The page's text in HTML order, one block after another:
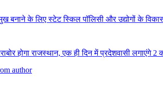
बनाने के लिए स्टेट स्किल पॉलिसी और उद्योगों के विकास
होगा राजस्थान, एक ही दिन में प्रदेशवासी लगाएंगे 2
author